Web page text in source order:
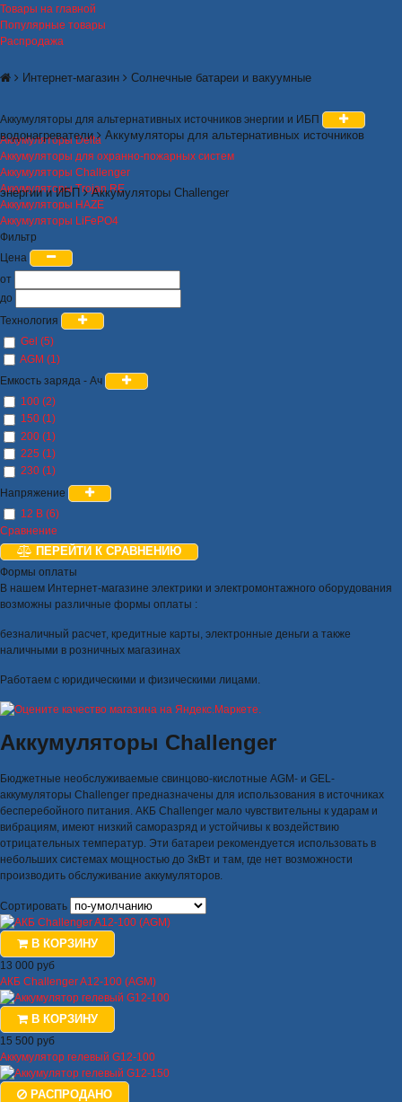
Товары на главной
Популярные товары
Распродажа
Интернет-магазин Солнечные батареи и вакуумные
водонагреватели Аккумуляторы для альтернативных источников
энергии и ИБП Аккумуляторы Challenger
Аккумуляторы для альтернативных источников энергии и ИБП
Аккумуляторы Delta
Аккумуляторы для охранно-пожарных систем
Аккумуляторы Challenger
Аккумуляторы Trojan RE
Аккумуляторы HAZE
Аккумуляторы LiFePO4
Фильтр
Цена
от
до
Технология
Gel (5)
AGM (1)
Емкость заряда - Ач
100 (2)
150 (1)
200 (1)
225 (1)
230 (1)
Напряжение
12 В (6)
Сравнение
ПЕРЕЙТИ К СРАВНЕНИЮ
Формы оплаты
В нашем Интернет-магазине электрики и электромонтажного оборудования
возможны различные формы оплаты :
безналичный расчет, кредитные карты, электронные деньги а также
наличными в розничных магазинах
Работаем с юридическими и физическими лицами.
Аккумуляторы Challenger
Бюджетные необслуживаемые свинцово-кислотные AGM- и GEL-
аккумуляторы Challenger предназначены для использования в источниках
бесперебойного питания. АКБ Challenger мало чувствительны к ударам и
вибрациям, имеют низкий саморазряд и устойчивы к воздействию
отрицательных температур. Эти батареи рекомендуется использовать в
небольших системах мощностью до 3кВт и там, где нет возможности
производить обслуживание аккумуляторов.
Сортировать
В КОРЗИНУ
13 000 руб
АКБ Challenger A12-100 (AGM)
В КОРЗИНУ
15 500 руб
Аккумулятор гелевый G12-100
РАСПРОДАНО